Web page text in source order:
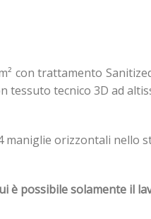
con trattamento
tessuto tecnico 3D ad
orizzontali
è possibile solamente il